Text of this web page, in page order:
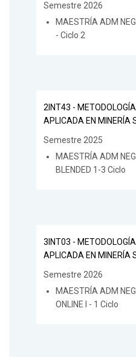
Semestre 2026
MAESTRÍA ADM
- Ciclo 2
2INT43 -
APLICADA EN MINERÍA
Semestre 2025
MAESTRÍA ADM
BLENDED 1-3 Ciclo
3INT03 -
APLICADA EN MINERÍA
Semestre 2026
MAESTRÍA ADM
ONLINE I - 1 Ciclo